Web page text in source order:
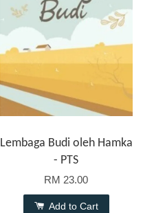
Lembaga Budi oleh Hamka
- PTS
RM 23.00
Add to Cart